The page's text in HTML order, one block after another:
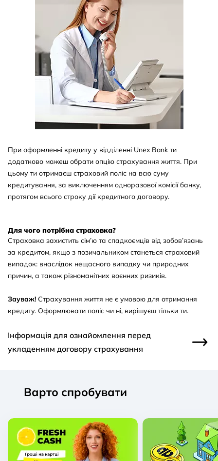
При оформленні кредиту у відділенні Unex Bank ти
додатково можеш обрати опцію страхування життя. При
цьому ти отримаєш страховий поліс на всю суму
кредитування, за виключенням одноразової комісії банку,
протягом всього строку дії кредитного договору.
Для чого потрібна страховка?
Страховка захистить сім’ю та спадкоємців від зобов’язань
за кредитом, якщо з позичальником станеться страховий
випадок: внаслідок нещасного випадку чи природних
причин, а також різноманітних воєнних ризиків.
Зауваж! Страхування життя не є умовою для отримання
кредиту. Оформлювати поліс чи ні, вирішуєш тільки ти.
Інформація для ознайомлення перед
укладенням договору страхування
Варто спробувати